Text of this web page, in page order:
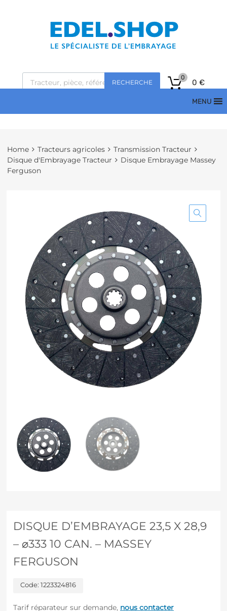
RECHERCHE 0 €
0
MENU
Home Tracteurs agricoles
Transmission Tracteur
Disque d'Embrayage Tracteur
Disque Embrayage Massey
Ferguson
DISQUE D’EMBRAYAGE 23,5 X 28,9
– ⌀333 10 CAN. – MASSEY
FERGUSON
Code: 1223324816
Tarif réparateur sur demande, nous contacter